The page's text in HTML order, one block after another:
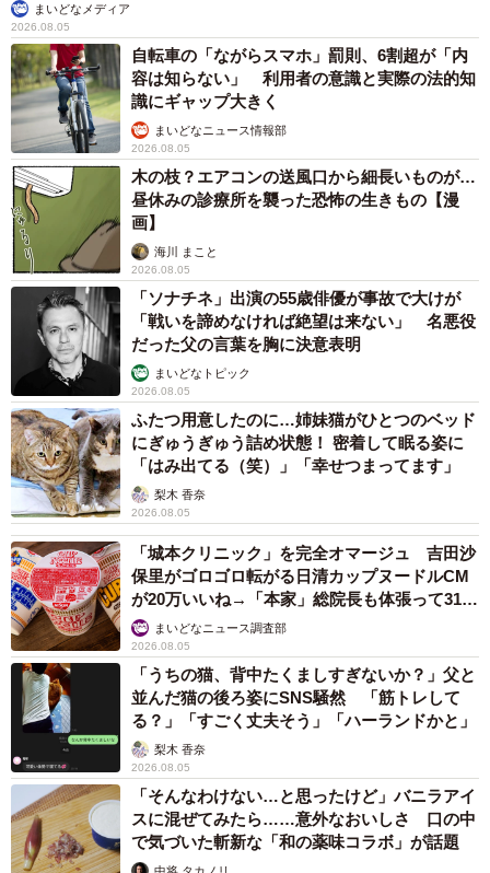
まいどなメディア
2026.08.05
自転車の「ながらスマホ」罰則、6割超が「内
容は知らない」 利用者の意識と実際の法的知
識にギャップ大きく
まいどなニュース情報部
2026.08.05
木の枝？エアコンの送風口から細長いものが…
昼休みの診療所を襲った恐怖の生きもの【漫
画】
海川 まこと
2026.08.05
「ソナチネ」出演の55歳俳優が事故で大けが
「戦いを諦めなければ絶望は来ない」 名悪役
だった父の言葉を胸に決意表明
まいどなトピック
2026.08.05
ふたつ用意したのに…姉妹猫がひとつのベッド
にぎゅうぎゅう詰め状態！ 密着して眠る姿に
「はみ出てる（笑）」「幸せつまってます」
梨木 香奈
2026.08.05
「城本クリニック」を完全オマージュ 吉田沙
保里がゴロゴロ転がる日清カップヌードルCM
が20万いいね→「本家」総院長も体張って31万
いいねまいどなニュース調査部
2026.08.05
「うちの猫、背中たくましすぎないか？」父と
並んだ猫の後ろ姿にSNS騒然 「筋トレして
る？」「すごく丈夫そう」「ハーランドかと」
梨木 香奈
2026.08.05
「そんなわけない…と思ったけど」バニラアイ
スに混ぜてみたら……意外なおいしさ 口の中
で気づいた斬新な「和の薬味コラボ」が話題
中将 タカノリ